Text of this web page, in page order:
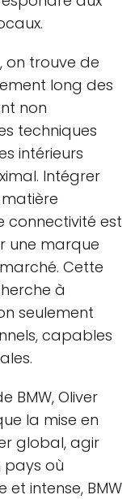
on trouve de
long des
non
techniques
intérieurs
Intégrer
connectivité est
une marque
Cette
à
seulement
capables
BMW, Oliver
la mise en
global, agir
pays où
et intense, BMW